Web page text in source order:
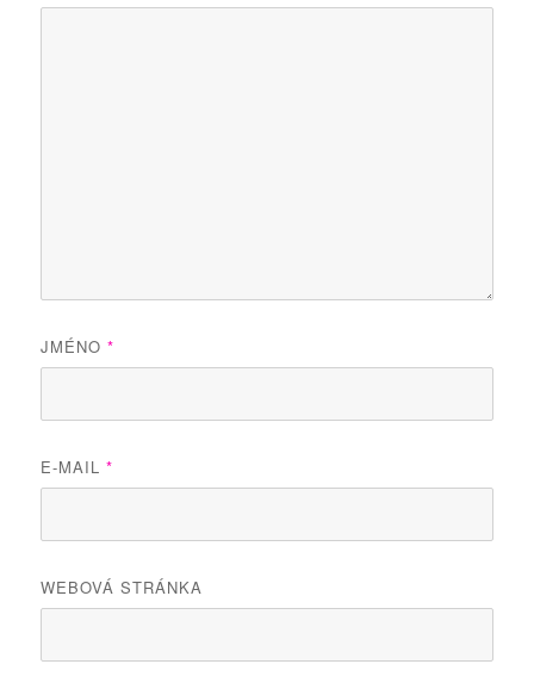
JMÉNO*
E-MAIL*
WEBOVÁ STRÁNKA